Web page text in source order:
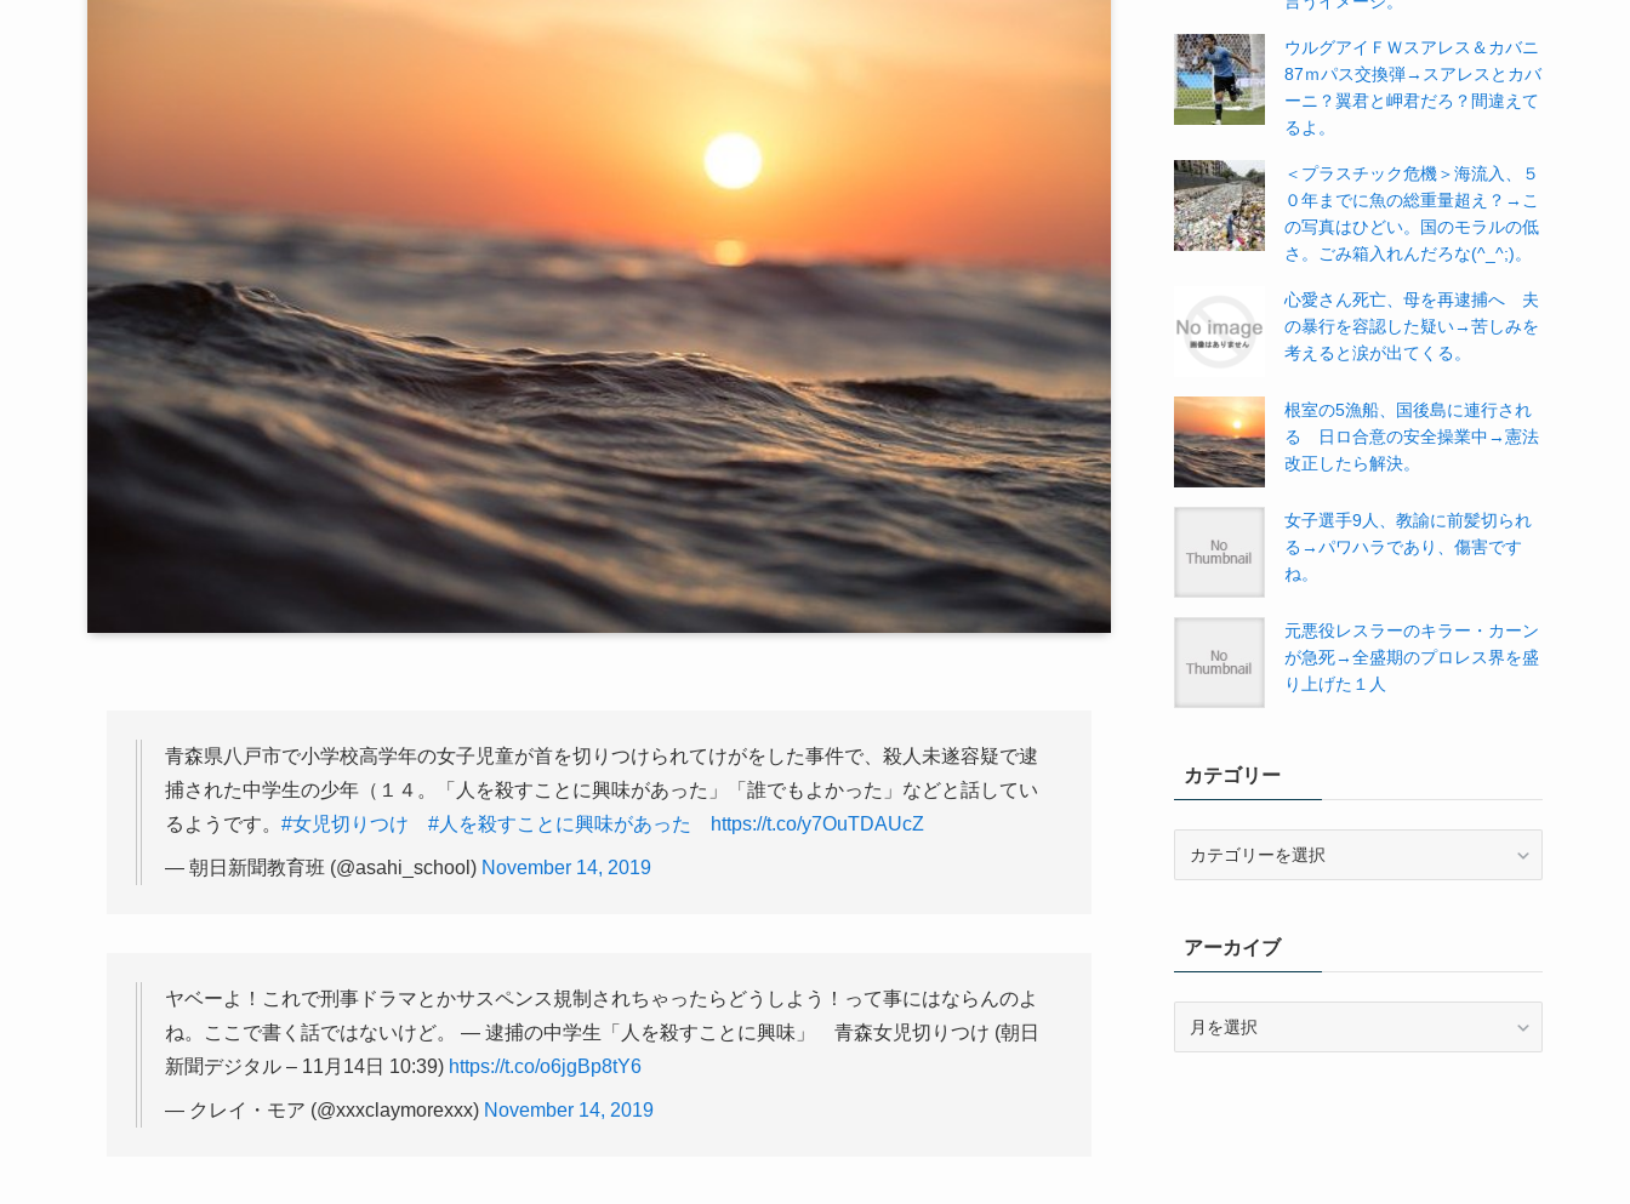
青森県八戸市で小学校高学年の女子児童が首を切りつけられてけがをした事件で、殺人未遂容疑で逮
捕された中学生の少年（１４。「人を殺すことに興味があった」「誰でもよかった」などと話してい
るようです。 #女児切りつけ #人を殺すことに興味があった https://t.co/y7OuTDAUcZ
— 朝日新聞教育班 (@asahi_school) November 14, 2019
ヤベーよ！これで刑事ドラマとかサスペンス規制されちゃったらどうしよう！って事にはならんのよ
ね。ここで書く話ではないけど。 — 逮捕の中学生「人を殺すことに興味」 青森女児切りつけ (朝日
新聞デジタル – 11月14日 10:39) https://t.co/o6jgBp8tY6
— クレイ・モア (@xxxclaymorexxx) November 14, 2019
ウルグアイＦＷスアレス＆カバニ
87ｍパス交換弾→スアレスとカバ
ーニ？翼君と岬君だろ？間違えて
るよ。
＜プラスチック危機＞海流入、５
０年までに魚の総重量超え？→こ
の写真はひどい。国のモラルの低
さ。ごみ箱入れんだろな(^_^;)。
心愛さん死亡、母を再逮捕へ 夫
の暴行を容認した疑い→苦しみを
考えると涙が出てくる。
根室の5漁船、国後島に連行され
る 日ロ合意の安全操業中→憲法
改正したら解決。
女子選手9人、教諭に前髪切られ
る→パワハラであり、傷害です
ね。
元悪役レスラーのキラー・カーン
が急死→全盛期のプロレス界を盛
り上げた１人
カテゴリー
ーアーカイブ